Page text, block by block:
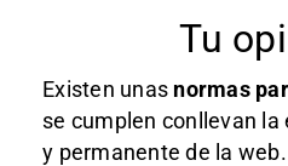
Tu
Existen unas normas
se cumplen conllevan
y permanente de la web.